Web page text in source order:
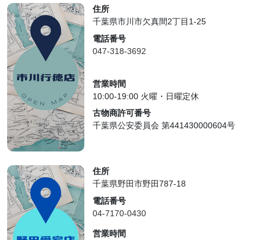
住所
千葉県市川市欠真間2丁目1-25
電話番号
047-318-3692
営業時間
10:00-19:00 火曜・日曜定休
古物商許可番号
千葉県公安委員会 第441430000604号
住所
千葉県野田市野田787-18
電話番号
04-7170-0430
営業時間